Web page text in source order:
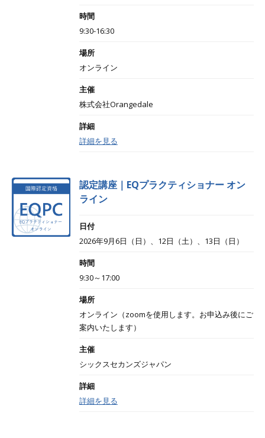
時間
9:30-16:30
場所
オンライン
主催
株式会社Orangedale
詳細
詳細を見る
認定講座｜EQプラクティショナー オン
ライン
日付
2026年9月6日（日）、12日（土）、13日（日）
時間
9:30～17:00
場所
オンライン（zoomを使用します。お申込み後にご
案内いたします）
主催
シックスセカンズジャパン
詳細
詳細を見る